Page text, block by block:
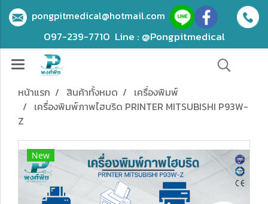
pongpitmedical@hotmail.com
097-239-7710 Line : @Pongpitmedical
หน้าแรก สินค้าทั้งหมด
เครื่องพิมพ์
เครื่องพิมพ์ภาพไฮบริด PRINTER MITSUBISHI P93W-
Z
New